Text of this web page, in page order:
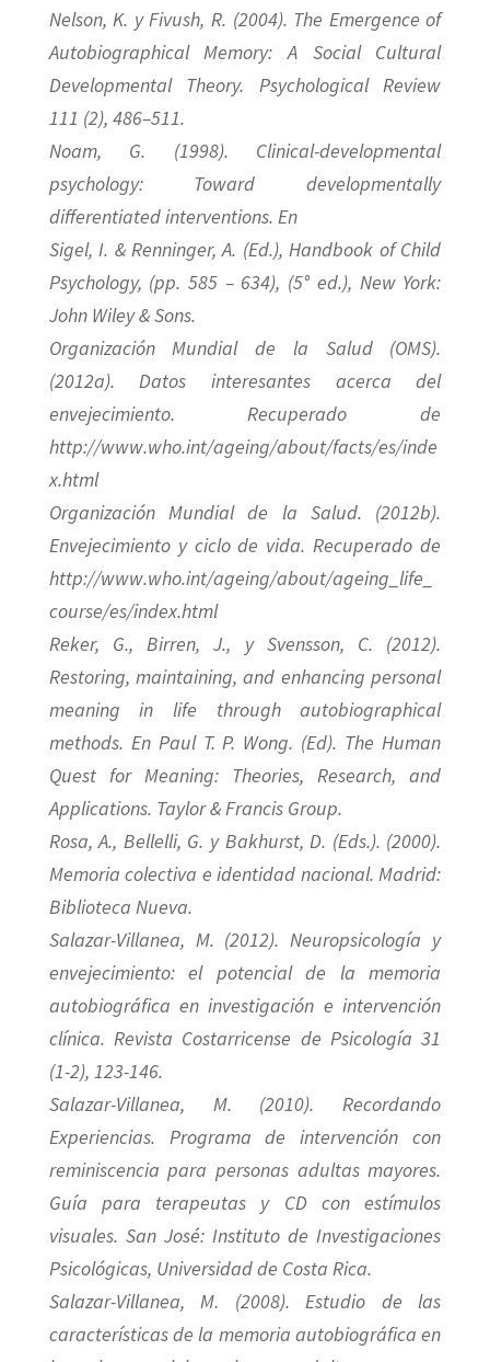
Nelson, K. y Fivush, R. (2004). The Emergence of
Autobiographical Memory: A Social Cultural
Developmental Theory. Psychological Review
111 (2), 486–511.
Noam, G. (1998). Clinical-developmental
psychology: Toward developmentally
differentiated interventions. En
Sigel, I. & Renninger, A. (Ed.), Handbook of Child
Psychology, (pp. 585 – 634), (5° ed.), New York:
John Wiley & Sons.
Organización Mundial de la Salud (OMS).
(2012a). Datos interesantes acerca del
envejecimiento. Recuperado de
http://www.who.int/ageing/about/facts/es/inde
x.html
Organización Mundial de la Salud. (2012b).
Envejecimiento y ciclo de vida. Recuperado de
http://www.who.int/ageing/about/ageing_life_
course/es/index.html
Reker, G., Birren, J., y Svensson, C. (2012).
Restoring, maintaining, and enhancing personal
meaning in life through autobiographical
methods. En Paul T. P. Wong. (Ed). The Human
Quest for Meaning: Theories, Research, and
Applications. Taylor & Francis Group.
Rosa, A., Bellelli, G. y Bakhurst, D. (Eds.). (2000).
Memoria colectiva e identidad nacional. Madrid:
Biblioteca Nueva.
Salazar-Villanea, M. (2012). Neuropsicología y
envejecimiento: el potencial de la memoria
autobiográfica en investigación e intervención
clínica. Revista Costarricense de Psicología 31
(1-2), 123-146.
Salazar-Villanea, M. (2010). Recordando
Experiencias. Programa de intervención con
reminiscencia para personas adultas mayores.
Guía para terapeutas y CD con estímulos
visuales. San José: Instituto de Investigaciones
Psicológicas, Universidad de Costa Rica.
Salazar-Villanea, M. (2008). Estudio de las
características de la memoria autobiográfica en